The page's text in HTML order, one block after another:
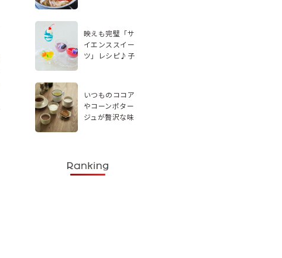
映えも完璧「サ
イエンススイー
ツ」レシピ♪子
いつものココア
やコーンポター
ジュが贅沢な味